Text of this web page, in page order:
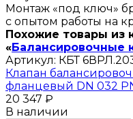
Монтаж «под ключ»
с опытом работы на
Похожие товары из
«Балансировочные
Артикул: КБТ
Клапан
фланцевый DN 032 PN
20 347 ₽
В наличии